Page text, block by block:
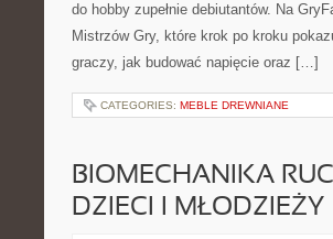
do hobby zupełnie debiutantów. Na
Mistrzów Gry, które krok po kroku
graczy, jak budować napięcie oraz […]
CATEGORIES: MEBLE DREWNIANE
BIOMECHANIKA
DZIECI I MŁODZIEŻY